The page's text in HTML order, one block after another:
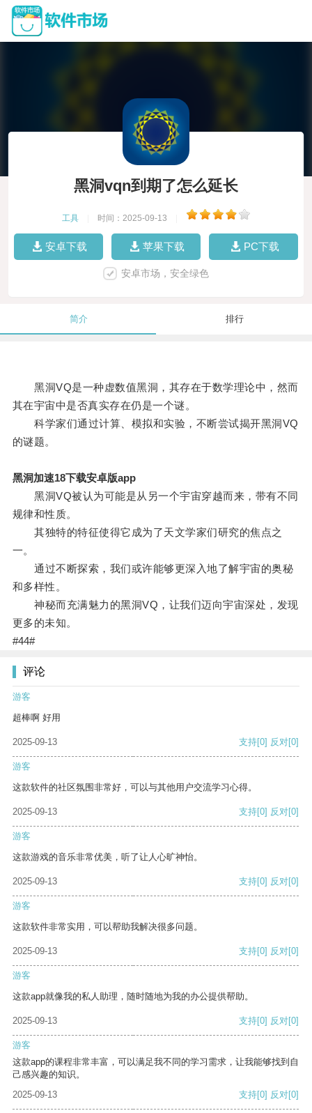
黑洞vqn到期了怎么延长
工具 时间：2025-09-13
安卓下载 苹果下载 PC下载
安卓市场，安全绿色
简介 排行
黑洞VQ是一种虚数值黑洞，其存在于数学理论中，然而
其在宇宙中是否真实存在仍是一个谜。
科学家们通过计算、模拟和实验，不断尝试揭开黑洞VQ
的谜题。
黑洞加速18下载安卓版app
黑洞VQ被认为可能是从另一个宇宙穿越而来，带有不同
规律和性质。
其独特的特征使得它成为了天文学家们研究的焦点之
一。
通过不断探索，我们或许能够更深入地了解宇宙的奥秘
和多样性。
神秘而充满魅力的黑洞VQ，让我们迈向宇宙深处，发现
更多的未知。
#44#
评论
游客
超棒啊 好用
2025-09-13 支持[0] 反对[0]
游客
这款软件的社区氛围非常好，可以与其他用户交流学习心得。
2025-09-13 支持[0] 反对[0]
游客
这款游戏的音乐非常优美，听了让人心旷神怡。
2025-09-13 支持[0] 反对[0]
游客
这款软件非常实用，可以帮助我解决很多问题。
2025-09-13 支持[0] 反对[0]
游客
这款app就像我的私人助理，随时随地为我的办公提供帮助。
2025-09-13 支持[0] 反对[0]
游客
这款app的课程非常丰富，可以满足我不同的学习需求，让我能够找到自
己感兴趣的知识。
2025-09-13
支持[0] 反对[0]